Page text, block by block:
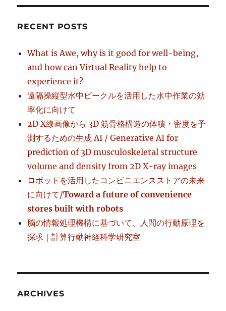
RECENT POSTS
What is Awe, why is it good for well-being,
and how can Virtual Reality help to
experience it?
遠隔操縦型水中ビークルを活用した水中作業の効
率化に向けて
2D X線画像から 3D 筋骨格構造の体積・密度を予
測するための生成 AI / Generative AI for
prediction of 3D musculoskeletal structure
volume and density from 2D X-ray images
ロボットを活用したコンビニエンスストアの未来
に向けて/Toward a future of convenience
stores built with robots
脳の情報処理機構に基づいて、人間の行動原理を
探求｜計算行動神経科学研究室
ARCHIVES